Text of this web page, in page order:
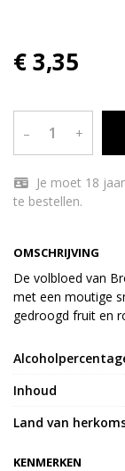
OMSCHRIJVING
De volbloed van
met een moutige
gedroogd fruit en
€ 3,35
– +
te bestellen.
Inhoud
Land van
KENMERKEN